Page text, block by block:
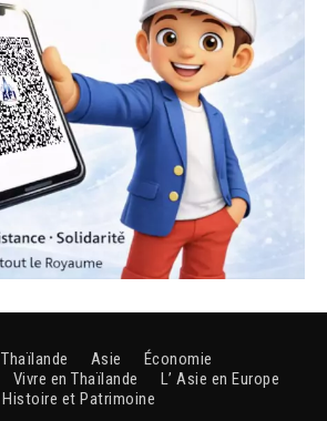
Thaïlande Asie
Économie
Vivre en Thaïlande
L’ Asie en Europe
Histoire et Patrimoine